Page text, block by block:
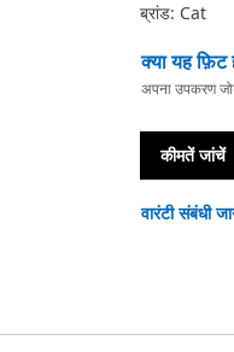
ब्रांड: Cat
क्या यह फ़िट
अपना उपकरण
कीमतें जांचें
वारंटी संबंधी